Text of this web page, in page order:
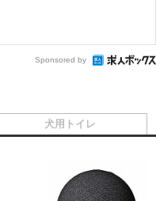
Sponsored by
犬用トイレ